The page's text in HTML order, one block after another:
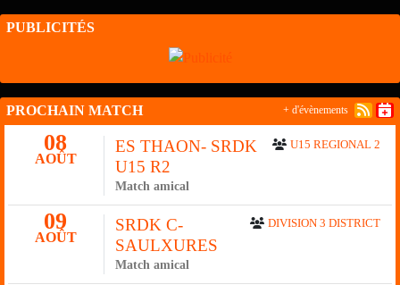
PUBLICITÉS
PROCHAIN MATCH
08
AOÛT
U15 REGIONAL 2
ES THAON- SRDK
U15 R2
Match amical
09
AOÛT
DIVISION 3 DISTRICT
SRDK C-
SAULXURES
Match amical
+ d'évènements